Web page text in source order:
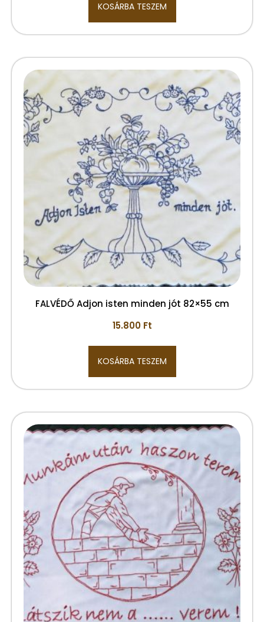
KOSÁRBA TESZEM
FALVÉDŐ Adjon isten minden jót 82×55 cm
15.800 Ft
KOSÁRBA TESZEM